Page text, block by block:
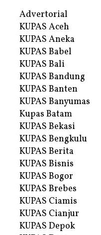
Advertorial
KUPAS Aceh
KUPAS Aneka
KUPAS Babel
KUPAS Bali
KUPAS Bandung
KUPAS Banten
KUPAS Banyumas
Kupas Batam
KUPAS Bekasi
KUPAS Bengkulu
KUPAS Berita
KUPAS Bisnis
KUPAS Bogor
KUPAS Brebes
KUPAS Ciamis
KUPAS Cianjur
KUPAS Depok